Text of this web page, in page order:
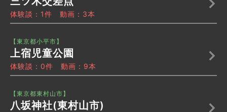
体験談：1件 動画：3本
【東京都小平市】
上宿児童公園
体験談：0件 動画：9本
【東京都東村山市】
八坂神社(東村山市)